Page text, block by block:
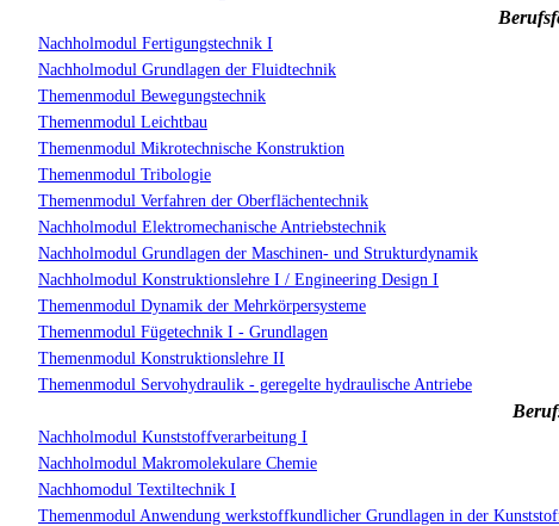
Nachholmodul Fertigungstechnik I
Nachholmodul Grundlagen der Fluidtechnik
Themenmodul Bewegungstechnik
Themenmodul Leichtbau
Themenmodul Mikrotechnische Konstruktion
Themenmodul Tribologie
Themenmodul Verfahren der Oberflächentechnik
Nachholmodul Elektromechanische Antriebstechnik
Nachholmodul Grundlagen der Maschinen- und Strukturdynamik
Nachholmodul Konstruktionslehre I / Engineering Design I
Themenmodul Dynamik der Mehrkörpersysteme
Themenmodul Fügetechnik I - Grundlagen
Themenmodul Konstruktionslehre II
Themenmodul Servohydraulik - geregelte hydraulische Antriebe
Nachholmodul Kunststoffverarbeitung I
Nachholmodul Makromolekulare Chemie
Nachhomodul Textiltechnik I
Themenmodul Anwendung werkstoffkundlicher Grundlagen in der